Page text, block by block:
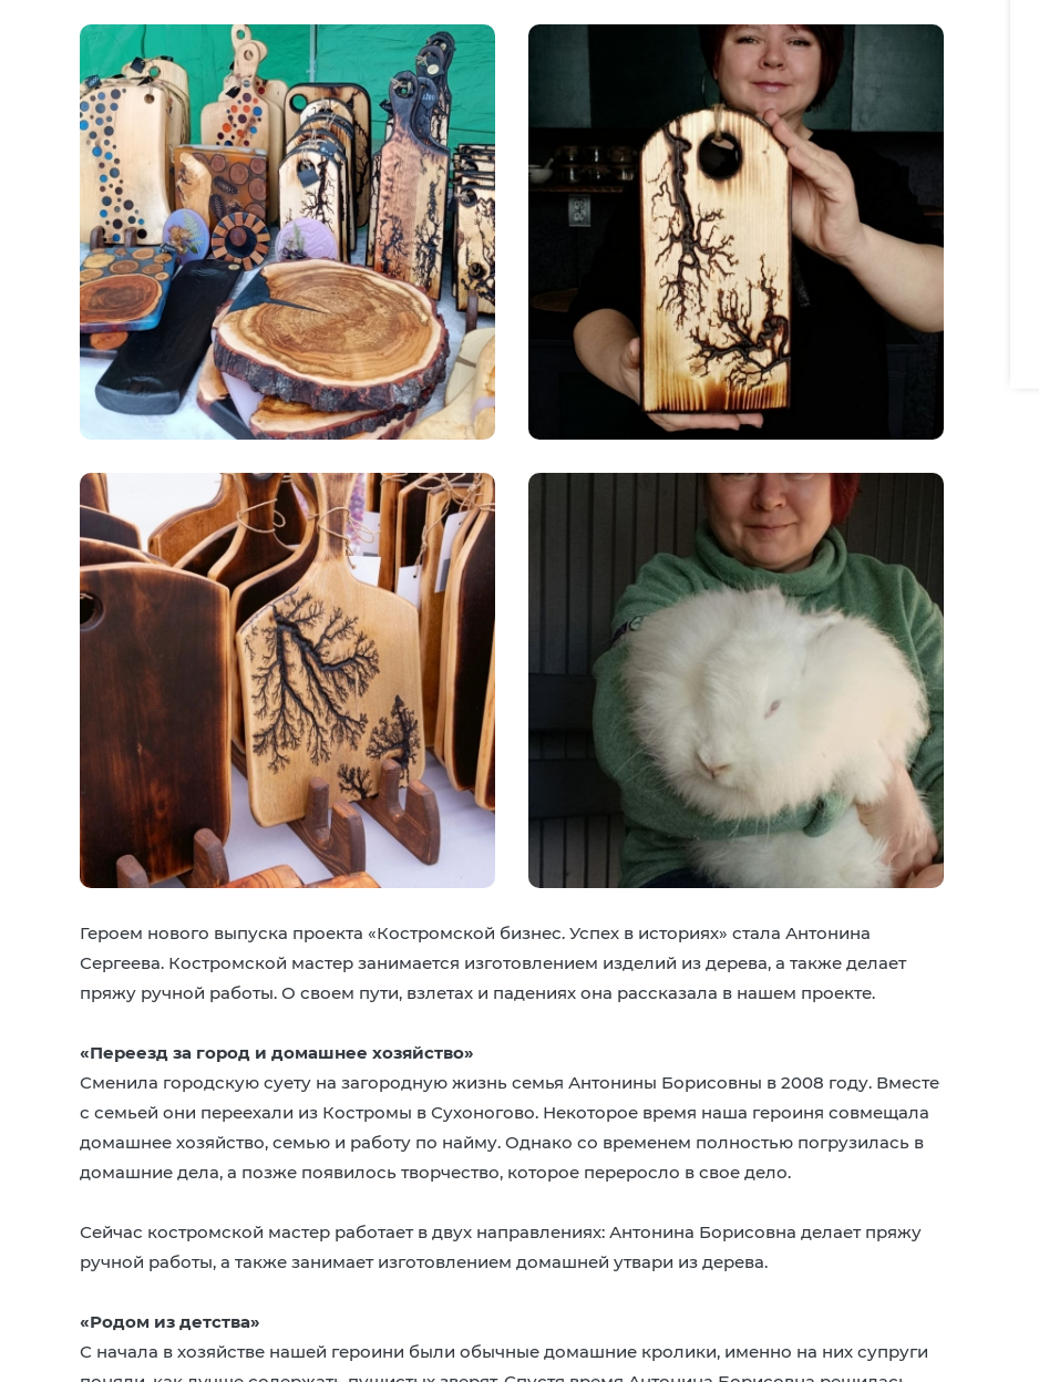
Героем нового выпуска проекта «Костромской бизнес. Успех в историях» стала Антонина
Сергеева. Костромской мастер занимается изготовлением изделий из дерева, а также делает
пряжу ручной работы. О своем пути, взлетах и падениях она рассказала в нашем проекте.
«Переезд за город и домашнее хозяйство»
Сменила городскую суету на загородную жизнь семья Антонины Борисовны в 2008 году. Вместе
с семьей они переехали из Костромы в Сухоногово. Некоторое время наша героиня совмещала
домашнее хозяйство, семью и работу по найму. Однако со временем полностью погрузилась в
домашние дела, а позже появилось творчество, которое переросло в свое дело.
Сейчас костромской мастер работает в двух направлениях: Антонина Борисовна делает пряжу
ручной работы, а также занимает изготовлением домашней утвари из дерева.
«Родом из детства»
С начала в хозяйстве нашей героини были обычные домашние кролики, именно на них супруги